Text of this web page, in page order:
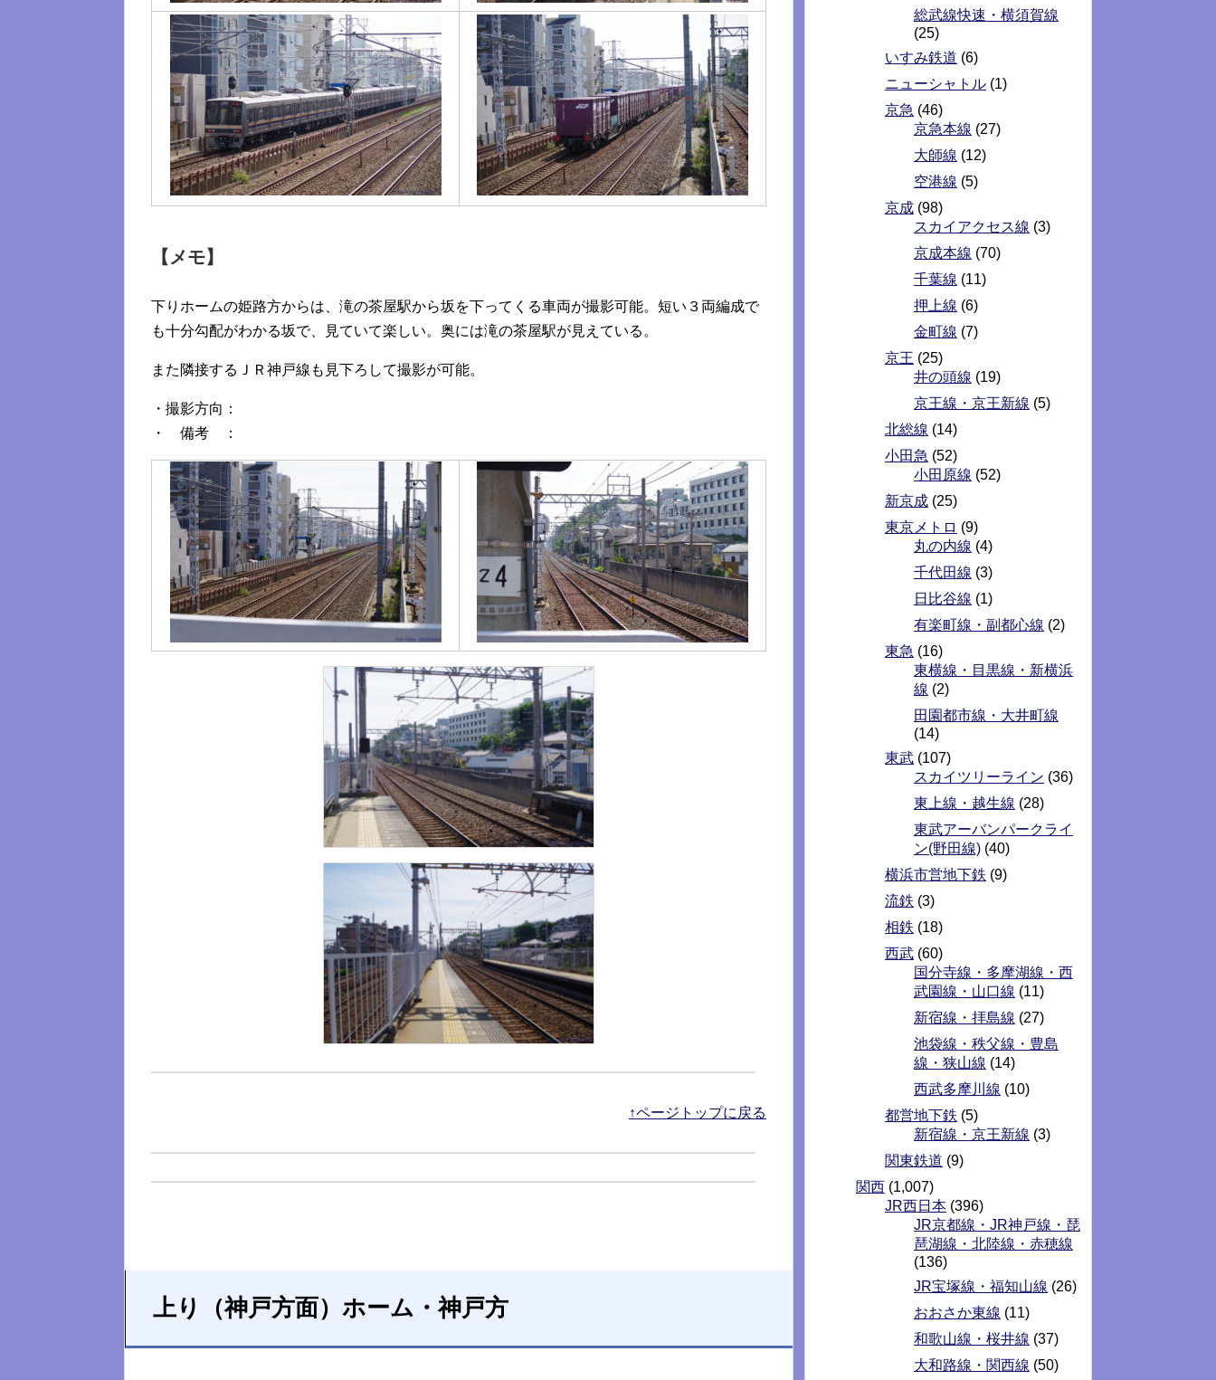
【メモ】
下りホームの姫路方からは、滝の茶屋駅から坂を下ってくる車両が撮影可能。短い３両編成で
も十分勾配がわかる坂で、見ていて楽しい。奥には滝の茶屋駅が見えている。
また隣接するＪＲ神戸線も見下ろして撮影が可能。
・撮影方向：
・ 備考 ：
↑ページトップに戻る
上り（神戸方面）ホーム・神戸方
総武線快速・横須賀線
(25)
いすみ鉄道 (6)
ニューシャトル (1)
京急 (46)
京急本線 (27)
大師線 (12)
空港線 (5)
京成 (98)
スカイアクセス線 (3)
京成本線 (70)
千葉線 (11)
押上線 (6)
金町線 (7)
京王 (25)
井の頭線 (19)
京王線・京王新線 (5)
北総線 (14)
小田急 (52)
小田原線 (52)
新京成 (25)
東京メトロ (9)
丸の内線 (4)
千代田線 (3)
日比谷線 (1)
有楽町線・副都心線 (2)
東急 (16)
東横線・目黒線・新横浜
線 (2)
田園都市線・大井町線
(14)
東武 (107)
スカイツリーライン (36)
東上線・越生線 (28)
東武アーバンパークライ
ン(野田線) (40)
横浜市営地下鉄 (9)
流鉄 (3)
相鉄 (18)
西武 (60)
国分寺線・多摩湖線・西
武園線・山口線 (11)
新宿線・拝島線 (27)
池袋線・秩父線・豊島
線・狭山線 (14)
西武多摩川線 (10)
都営地下鉄 (5)
新宿線・京王新線 (3)
関東鉄道 (9)
関西 (1,007)
JR西日本 (396)
JR京都線・JR神戸線・琵
琶湖線・北陸線・赤穂線
(136)
JR宝塚線・福知山線 (26)
おおさか東線 (11)
和歌山線・桜井線 (37)
大和路線・関西線 (50)